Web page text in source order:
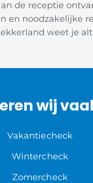
de receptie
en noodzakelijke
weet je
wij
Vakantiecheck
Wintercheck
Zomercheck